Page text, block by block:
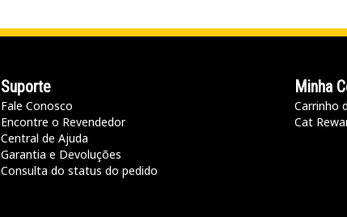
Suporte
Fale Conosco
Encontre o Revendedor
Central de Ajuda
Garantia e Devoluções
Consulta do status do pedido
Minha
Carrinho
Cat